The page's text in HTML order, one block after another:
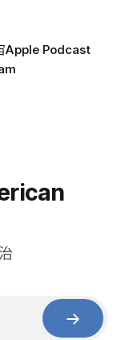
Apple Podcast